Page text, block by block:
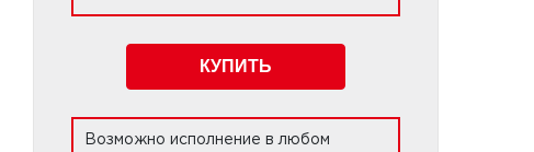
КУПИТЬ
Возможно исполнение в любом